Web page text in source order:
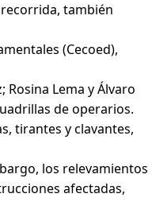
también
(Cecoed),
Lema y Álvaro
de operarios.
tirantes y clavantes,
los relevamientos
afectadas,